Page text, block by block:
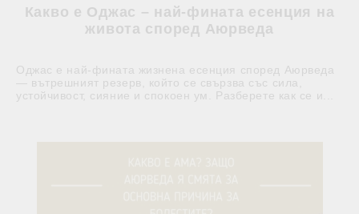
Какво е Оджас – най-фината есенция на
живота според Аюрведа
Оджас е най-фината жизнена есенция според Аюрведа
— вътрешният резерв, който се свързва със сила,
устойчивост, сияние и спокоен ум. Разберете как се и...